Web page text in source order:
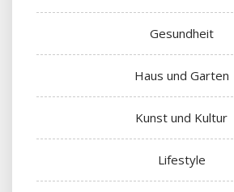
Gesundheit
Haus und Garten
Kunst und Kultur
Lifestyle